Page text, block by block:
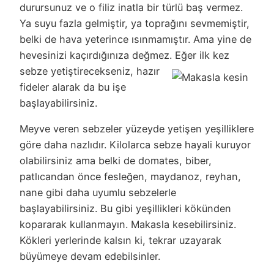
durursunuz ve o filiz inatla bir türlü baş vermez.
Ya suyu fazla gelmiştir, ya toprağını sevmemiştir,
belki de hava yeterince ısınmamıştır. Ama yine de
hevesinizi kaçırdığınıza değmez. Eğer ilk kez
sebze yetiştirecekseniz, hazır
fideler alarak da bu işe
başlayabilirsiniz.
Meyve veren sebzeler yüzeyde yetişen yeşilliklere
göre daha nazlıdır. Kilolarca sebze hayali kuruyor
olabilirsiniz ama belki de domates, biber,
patlıcandan önce fesleğen, maydanoz, reyhan,
nane gibi daha uyumlu sebzelerle
başlayabilirsiniz. Bu gibi yeşillikleri kökünden
kopararak kullanmayın. Makasla kesebilirsiniz.
Kökleri yerlerinde kalsın ki, tekrar uzayarak
büyümeye devam edebilsinler.